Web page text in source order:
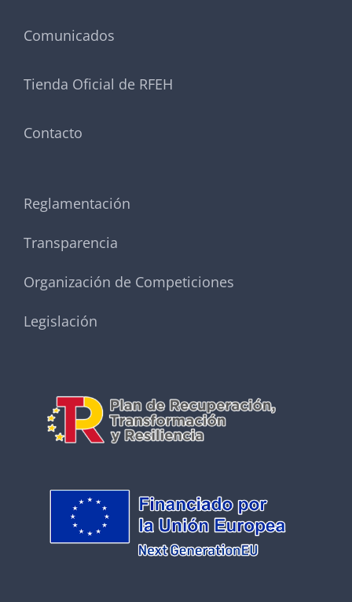
Comunicados
Tienda Oficial de RFEH
Contacto
Reglamentación
Transparencia
Organización de Competiciones
Legislación